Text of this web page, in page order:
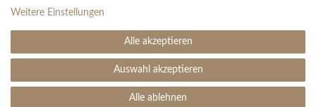
Kauf auf Rechnung
Einfache Auftragsverfolgung
© Copyright 2026 | Alle Rechte vorbehalten. - Teppich Boss | Realisation
Weitere Einstellungen
Alle akzeptieren
Auswahl akzeptieren
Alle ablehnen
SEHR GUT (4.99 / 5)
Bewertungen bei: ebay.de, amazon.de ⓘ